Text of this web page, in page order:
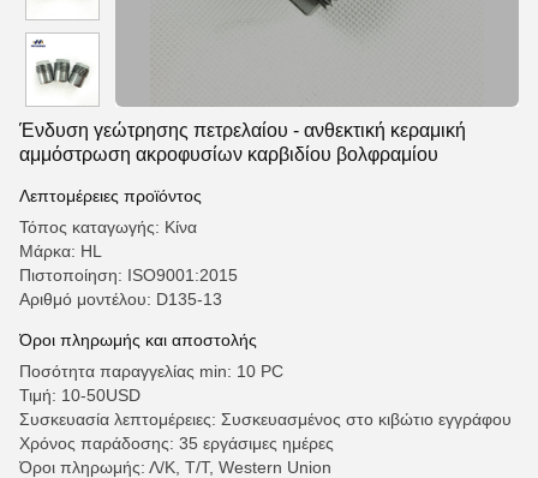
Ένδυση γεώτρησης πετρελαίου - ανθεκτική κεραμική
αμμόστρωση ακροφυσίων καρβιδίου βολφραμίου
Λεπτομέρειες προϊόντος
Τόπος καταγωγής: Κίνα
Μάρκα: HL
Πιστοποίηση: ISO9001:2015
Αριθμό μοντέλου: D135-13
Όροι πληρωμής και αποστολής
Ποσότητα παραγγελίας min: 10 PC
Τιμή: 10-50USD
Συσκευασία λεπτομέρειες: Συσκευασμένος στο κιβώτιο εγγράφου
Χρόνος παράδοσης: 35 εργάσιμες ημέρες
Όροι πληρωμής: Λ/Κ, Τ/Τ, Western Union